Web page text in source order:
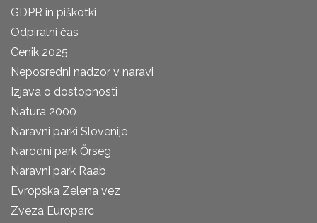
GDPR in piškotki
Odpiralni čas
Cenik 2025
Neposredni nadzor v naravi
Izjava o dostopnosti
Natura 2000
Naravni parki Slovenije
Narodni park Őrseg
Naravni park Raab
Evropska Zelena vez
Zveza Europarc